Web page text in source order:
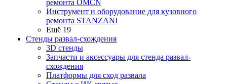
ремонта OMCN
Инструмент и оборудование для кузовного
ремонта STANZANI
Ещё 19
Стенды развал-схождения
3D стенды
Запчасти и аксессуары для стенда развал-
схождения
Платформы для сход развала